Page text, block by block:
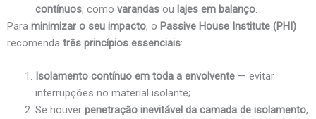
contínuos, como varandas ou lajes em balanço.
Para minimizar o seu impacto, o Passive House Institute (PHI)
recomenda três princípios essenciais:
Isolamento contínuo em toda a envolvente — evitar
interrupções no material isolante;
Se houver penetração inevitável da camada de isolamento,